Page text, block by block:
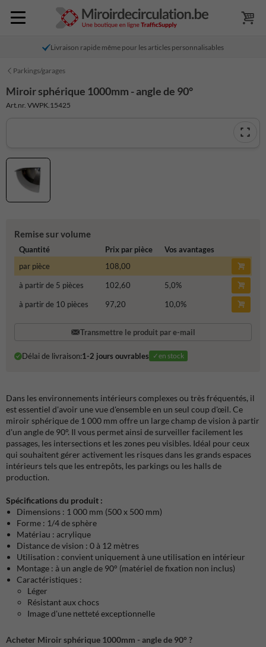
Livraison rapide même pour les articles personnalisables
Parkings/garages
Miroir sphérique 1000mm - angle de 90°
Art.nr. VWPK.15425
Remise sur volume
Quantité Prix par pièce
Vos avantages
par pièce
108,00
à partir de 5 pièces
102,60 5,0%
à partir de 10 pièces
97,20 10,0%
Transmettre le produit par e-mail
Délai de livraison:1-2 jours ouvrables ✓en stock
Dans les environnements intérieurs complexes ou très fréquentés, il
est essentiel d'avoir une vue d'ensemble en un seul coup d'œil. Ce
miroir sphérique de 1 000 mm offre un large champ de vision à partir
d'un angle de 90°. Il vous permet ainsi de surveiller facilement les
passages, les intersections et les zones peu visibles. Idéal pour ceux
qui souhaitent gérer activement les risques dans les grands espaces
intérieurs tels que les entrepôts, les parkings ou les halls de
production.
Spécifications du produit :
Dimensions : 1 000 mm (500 x 500 mm)
Forme : 1/4 de sphère
Matériau : acrylique
Distance de vision : 0 à 12 mètres
Utilisation : convient uniquement à une utilisation en intérieur
Montage : à un angle de 90° (matériel de fixation non inclus)
Caractéristiques :
Léger
Résistant aux chocs
Image d'une netteté exceptionnelle
Acheter Miroir sphérique 1000mm - angle de 90° ?